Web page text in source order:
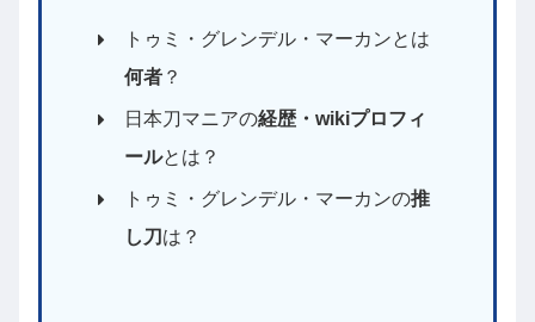
トゥミ・グレンデル・マーカンとは
何者？
日本刀マニアの経歴・wikiプロフィ
ールとは？
トゥミ・グレンデル・マーカンの推
し刀 は？